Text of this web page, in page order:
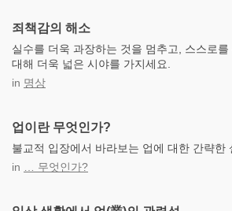
죄책감의 해소
실수를 더욱 과장하는 것을 멈추고, 스스로
대해 더욱 넓은 시야를 가지세요.
in 명상
업이란 무엇인가?
불교적 입장에서 바라보는 업에 대한 간략한
in
… 무엇인가?